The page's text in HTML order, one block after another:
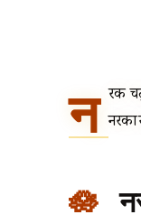
न रक